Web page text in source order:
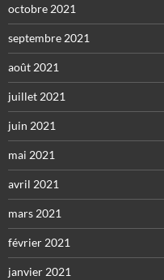
octobre 2021
septembre 2021
août 2021
juillet 2021
juin 2021
mai 2021
avril 2021
mars 2021
février 2021
janvier 2021